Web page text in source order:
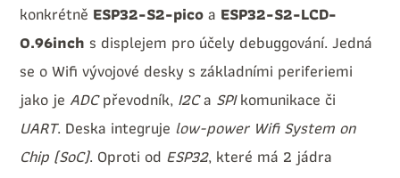
konkrétně ESP32-S2-picoa ESP32-S2-LCD-
0.96inch s displejem pro účely debuggování. Jedná
se o Wifi vývojové desky s základními periferiemi
jako je ADCpřevodník, I2Ca SPIkomunikace či
UART. Deska integruje low-power Wifi System on
Chip (SoC). Oproti od ESP32, které má 2 jádra